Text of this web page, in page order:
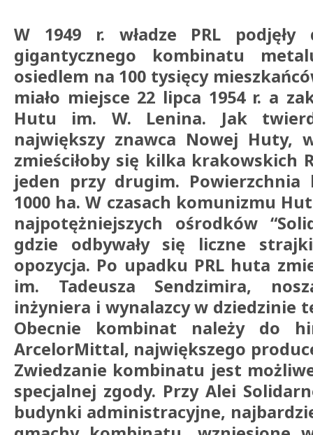
W 1949 r. władze PRL
gigantycznego kombinatu
osiedlem na 100 tysięcy
miało miejsce 22 lipca 1954 r. a
Hutu im. W. Lenina. Jak
największy znawca Nowej Huty,
zmieściłoby się kilka krakowskich
jeden przy drugim.
1000 ha. W czasach komunizmu
najpotężniejszych ośrodków
gdzie odbywały się liczne
opozycja. Po upadku PRL huta
im. Tadeusza Sendzimira,
inżyniera i wynalazcy w dziedzinie
Obecnie kombinat należy do
ArcelorMittal, największego
Zwiedzanie kombinatu jest
specjalnej zgody. Przy Alei
budynki administracyjne,